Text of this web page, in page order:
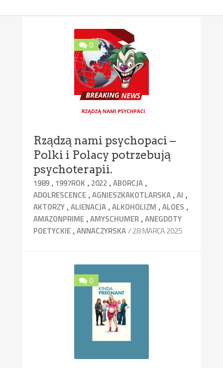
0
Rządzą nami psychopaci –
Polki i Polacy potrzebują
psychoterapii.
1989 , 1997ROK , 2022 ,ABORCJA ,
ADOLRESCENCE ,AGNIESZKAKOTLARSKA ,AI ,
AKTORZY ,ALIENACJA ,ALKOHOLIZM ,ALOES ,
AMAZONPRIME ,AMYSCHUMER ,ANEGDOTY
POETYCKIE ,ANNACZYRSKA/ 28 MARCA 2025
0